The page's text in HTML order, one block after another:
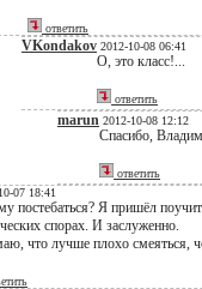
ответить
VKondakov 2012-10-08 06:41
О, это класс!...
ответить
marun 2012-10-08 12:12
Спасибо,
ответить
07 18:41
постебаться? Я пришёл
спорах. И заслуженно.
что лучше плохо смеяться,